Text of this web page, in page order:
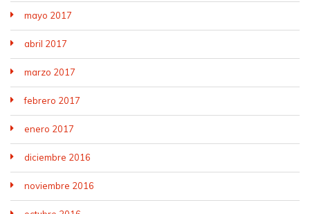
mayo 2017
abril 2017
marzo 2017
febrero 2017
enero 2017
diciembre 2016
noviembre 2016